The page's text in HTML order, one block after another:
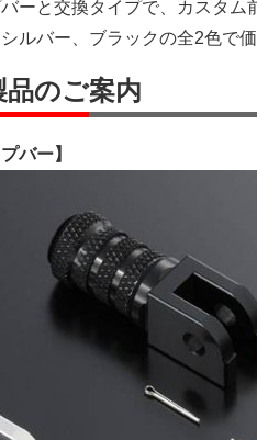
ーと交換タイプで、カスタ
ルバー、ブラックの全2色で
のご案内
バー】